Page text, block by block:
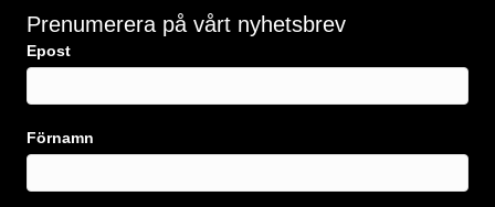
Prenumerera på vårt nyhetsbrev
Epost
Förnamn